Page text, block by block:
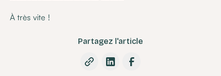
À très vite !
Partagez l'article